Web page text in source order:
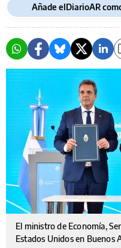
Añade elDiarioAR
El ministro de Economía,
Estados Unidos en Buenos